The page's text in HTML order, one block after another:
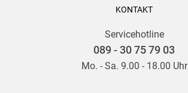
KONTAKT
Servicehotline
089 - 30 75 79 03
Mo. - Sa. 9.00 - 18.00 Uhr